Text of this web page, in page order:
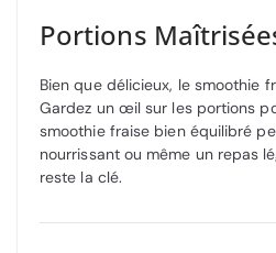
Portions
Bien que délicieux, le smoothie
Gardez un œil sur les portions
smoothie fraise bien équilibré
nourrissant ou même un repas
reste la clé.